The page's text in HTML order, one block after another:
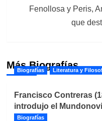
Fenollosa y Peris,
que
Más Biografías
Biografías Literatura y
Francisco Contreras
introdujo el
Biografías